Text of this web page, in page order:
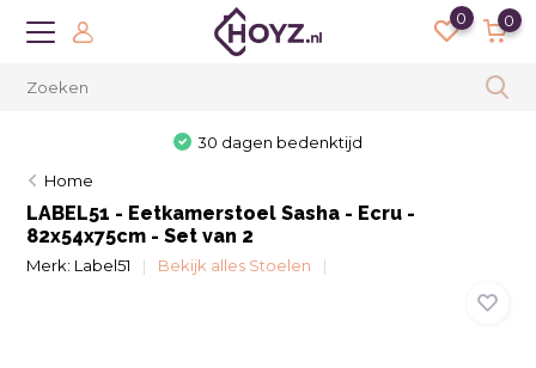
0 0
30 dagen bedenktijd
Home
LABEL51 - Eetkamerstoel Sasha - Ecru -
82x54x75cm - Set van 2
Merk: Label51 Bekijk alles Stoelen